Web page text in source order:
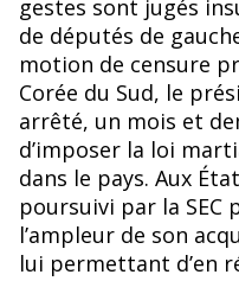
gestes sont jugés
de députés de
motion de censure
Corée du Sud, le
arrêté, un mois et
d’imposer la loi
dans le pays. Aux
poursuivi par la SEC
l’ampleur de son
lui permettant d’en